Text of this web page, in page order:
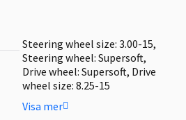
Steering wheel size: 3.00-15,
Steering wheel: Supersoft,
Drive wheel: Supersoft, Drive
wheel size: 8.25-15
Visa mer